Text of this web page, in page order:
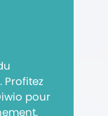
Profitez
pour